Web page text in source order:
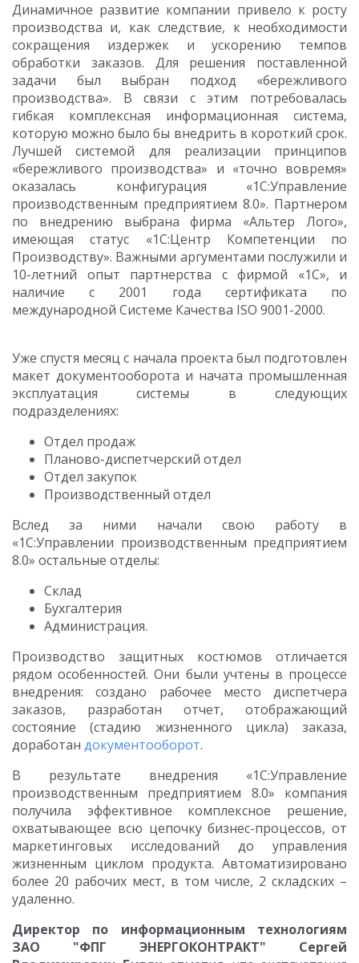
Динамичное развитие компании привело к росту
производства и, как следствие, к необходимости
сокращения издержек и ускорению темпов
обработки заказов. Для решения поставленной
задачи был выбран подход «бережливого
производства». В связи с этим потребовалась
гибкая комплексная информационная система,
которую можно было бы внедрить в короткий срок.
Лучшей системой для реализации принципов
«бережливого производства» и «точно вовремя»
оказалась конфигурация «1С:Управление
производственным предприятием 8.0». Партнером
по внедрению выбрана фирма «Альтер Лого»,
имеющая статус «1С:Центр Компетенции по
Производству». Важными аргументами послужили и
10-летний опыт партнерства с фирмой «1С», и
наличие с 2001 года сертификата по
международной Системе Качества ISO 9001-2000.
Уже спустя месяц с начала проекта был подготовлен
макет документооборота и начата промышленная
эксплуатация системы в следующих
подразделениях:
Отдел продаж
Планово-диспетчерский отдел
Отдел закупок
Производственный отдел
Вслед за ними начали свою работу в
«1С:Управлении производственным предприятием
8.0» остальные отделы:
Склад
Бухгалтерия
Администрация.
Производство защитных костюмов отличается
рядом особенностей. Они были учтены в процессе
внедрения: создано рабочее место диспетчера
заказов, разработан отчет, отображающий
состояние (стадию жизненного цикла) заказа,
доработан документооборот.
В результате внедрения «1С:Управление
производственным предприятием 8.0» компания
получила эффективное комплексное решение,
охватывающее всю цепочку бизнес-процессов, от
маркетинговых исследований до управления
жизненным циклом продукта. Автоматизировано
более 20 рабочих мест, в том числе, 2 складских –
удаленно.
Директор по информационным технологиям
ЗАО "ФПГ ЭНЕРГОКОНТРАКТ" Сергей